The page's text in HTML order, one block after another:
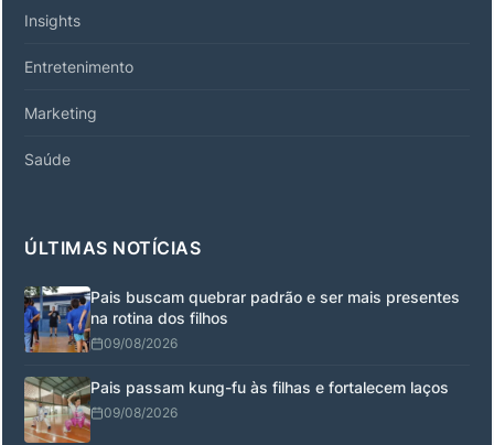
Insights
Entretenimento
Marketing
Saúde
ÚLTIMAS NOTÍCIAS
Pais buscam quebrar padrão e ser mais presentes
na rotina dos filhos
09/08/2026
Pais passam kung-fu às filhas e fortalecem laços
09/08/2026